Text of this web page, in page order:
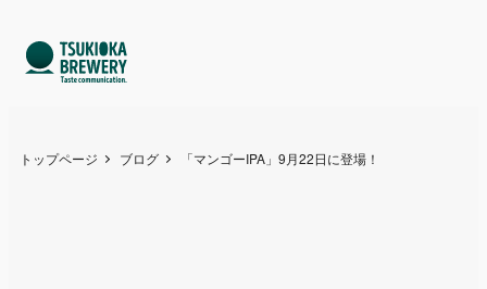
トップページ ブログ 「マンゴーIPA」9月22日に登場！